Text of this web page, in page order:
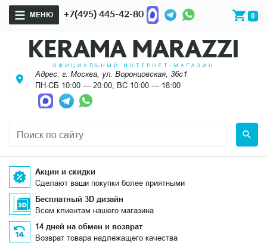
МЕНЮ +7(495) 445-42-80 0
Адрес: г. Москва, ул. Воронцовская, 36с1
ПН-СБ 10:00 — 20:00, ВС 10:00 — 18:00
Акции и скидки
Сделают ваши покупки более приятными
Бесплатный 3D дизайн
Всем клиентам нашего магазина
14 дней на обмен и возврат
Возврат товара надлежащего качества